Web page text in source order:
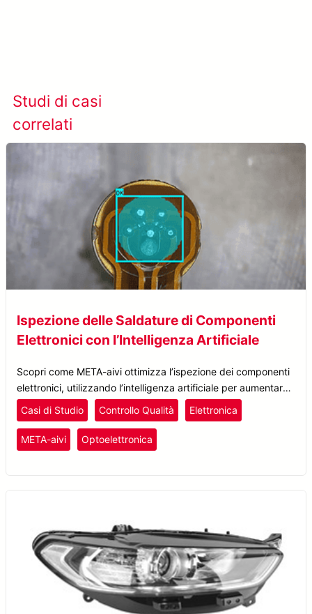
Studi di casi
correlati
Ispezione delle Saldature di Componenti
Elettronici con l’Intelligenza Artificiale
Scopri come META-aivi ottimizza l’ispezione dei componenti
elettronici, utilizzando l’intelligenza artificiale per aumentare
la precisione e ridurre gli errori umani nell’ispezione delle
saldature.
Casi di Studio Controllo Qualità Elettronica
META-aivi Optoelettronica